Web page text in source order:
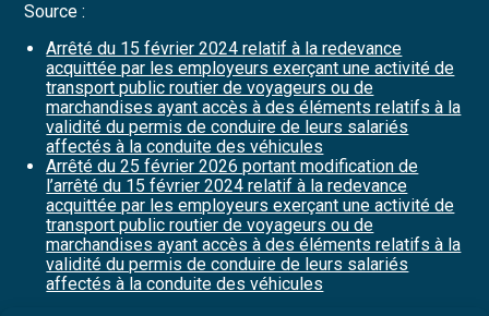
Source :
Arrêté du 15 février 2024 relatif à la redevance
acquittée par les employeurs exerçant une activité de
transport public routier de voyageurs ou de
marchandises ayant accès à des éléments relatifs à la
validité du permis de conduire de leurs salariés
affectés à la conduite des véhicules
Arrêté du 25 février 2026 portant modification de
l’arrêté du 15 février 2024 relatif à la redevance
acquittée par les employeurs exerçant une activité de
transport public routier de voyageurs ou de
marchandises ayant accès à des éléments relatifs à la
validité du permis de conduire de leurs salariés
affectés à la conduite des véhicules